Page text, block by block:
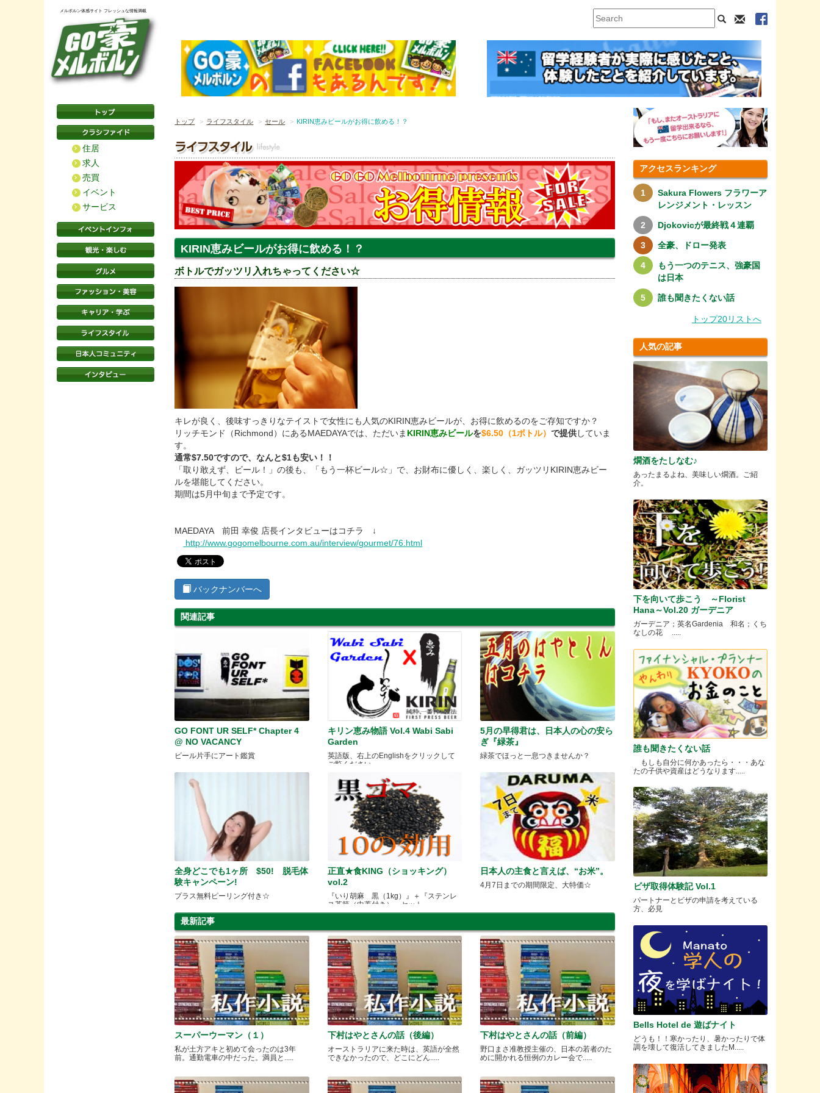
メルボルン体感サイト フレッシュな情報満載
住居
求人
売買
イベント
サービス
トップ ライフスタイル セール KIRIN恵みビールがお得に飲める！？
KIRIN恵みビールがお得に飲める！？
ボトルでガッツリ入れちゃってください☆
キレが良く、後味すっきりなテイストで女性にも人気のKIRIN恵みビールが、お得に飲めるのをご存知ですか？
リッチモンド（Richmond）にあるMAEDAYAでは、ただいま KIRIN恵みビールを$6.50（1ボトル）で提供していま
す。
通常$7.50ですので、なんと$1も安い！！
「取り敢えず、ビール！」の後も、「もう一杯ビール☆」で、お財布に優しく、楽しく、ガッツリKIRIN恵みビー
ルを堪能してください。
期間は5月中旬まで予定です。
MAEDAYA 前田 幸俊 店長インタビューはコチラ ↓
http://www.gogomelbourne.com.au/interview/gourmet/76.html
バックナンバーへ
関連記事
GO FONT UR SELF* Chapter 4
@ NO VACANCY
ビール片手にアート鑑賞
キリン恵み物語 Vol.4 Wabi Sabi
Garden
英語版、右上のEnglishをクリックして
ご覧ください。
5月の早得君は、日本人の心の安ら
ぎ『緑茶』
緑茶でほっと一息つきませんか？
全身どこでも1ヶ所 $50! 脱毛体
験キャンペーン!
プラス無料ピーリング付き☆
正直★食KING（ショッキング）
vol.2
『いり胡麻 黒（1kg）』＋『ステンレ
ス茶筒（中蓋付き）』セット
日本人の主食と言えば、“お米”。
4月7日までの期間限定、大特価☆
最新記事
スーパーウーマン（１）
私が土方アキと初めて会ったのは3年
前。通勤電車の中だった。満員と.....
下村はやとさんの話（後編）
オーストラリアに来た時は、英語が全然
できなかったので、どこにどん.....
下村はやとさんの話（前編）
野口まさ准教授主催の、日本の若者のた
めに開かれる恒例のカレー会で.....
アクセスランキング
Sakura Flowers フラワーア
レンジメント・レッスン
Djokovicが最終戦４連覇
全豪、ドロー発表
もう一つのテニス、強豪国
は日本
誰も聞きたくない話
トップ20リストへ
人気の記事
燗酒をたしなむ♪
あったまるよね、美味しい燗酒。ご紹
介。
下を向いて歩こう ～Florist
Hana～Vol.20 ガーデニア
ガーデニア；英名Gardenia 和名；くち
なしの花 .....
誰も聞きたくない話
もしも自分に何かあったら・・・あな
たの子供や資産はどうなります.....
ビザ取得体験記 Vol.1
パートナーとビザの申請を考えている
方、必見
Bells Hotel de 遊ばナイト
どうも！！寒かったり、暑かったりで体
調を壊して復活してきましたM.....